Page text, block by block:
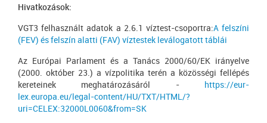
Hivatkozások:
VGT3 felhasznált adatok a 2.6.1 víztest-csoportra:A felszíni
(FEV) és felszín alatti (FAV) víztestek leválogatott táblái
Az Európai Parlament és a Tanács 2000/60/EK irányelve
(2000. október 23.) a vízpolitika terén a közösségi fellépés
kereteinek meghatározásáról - https://eur-
lex.europa.eu/legal-content/HU/TXT/HTML/?
uri=CELEX:32000L0060&from=SK